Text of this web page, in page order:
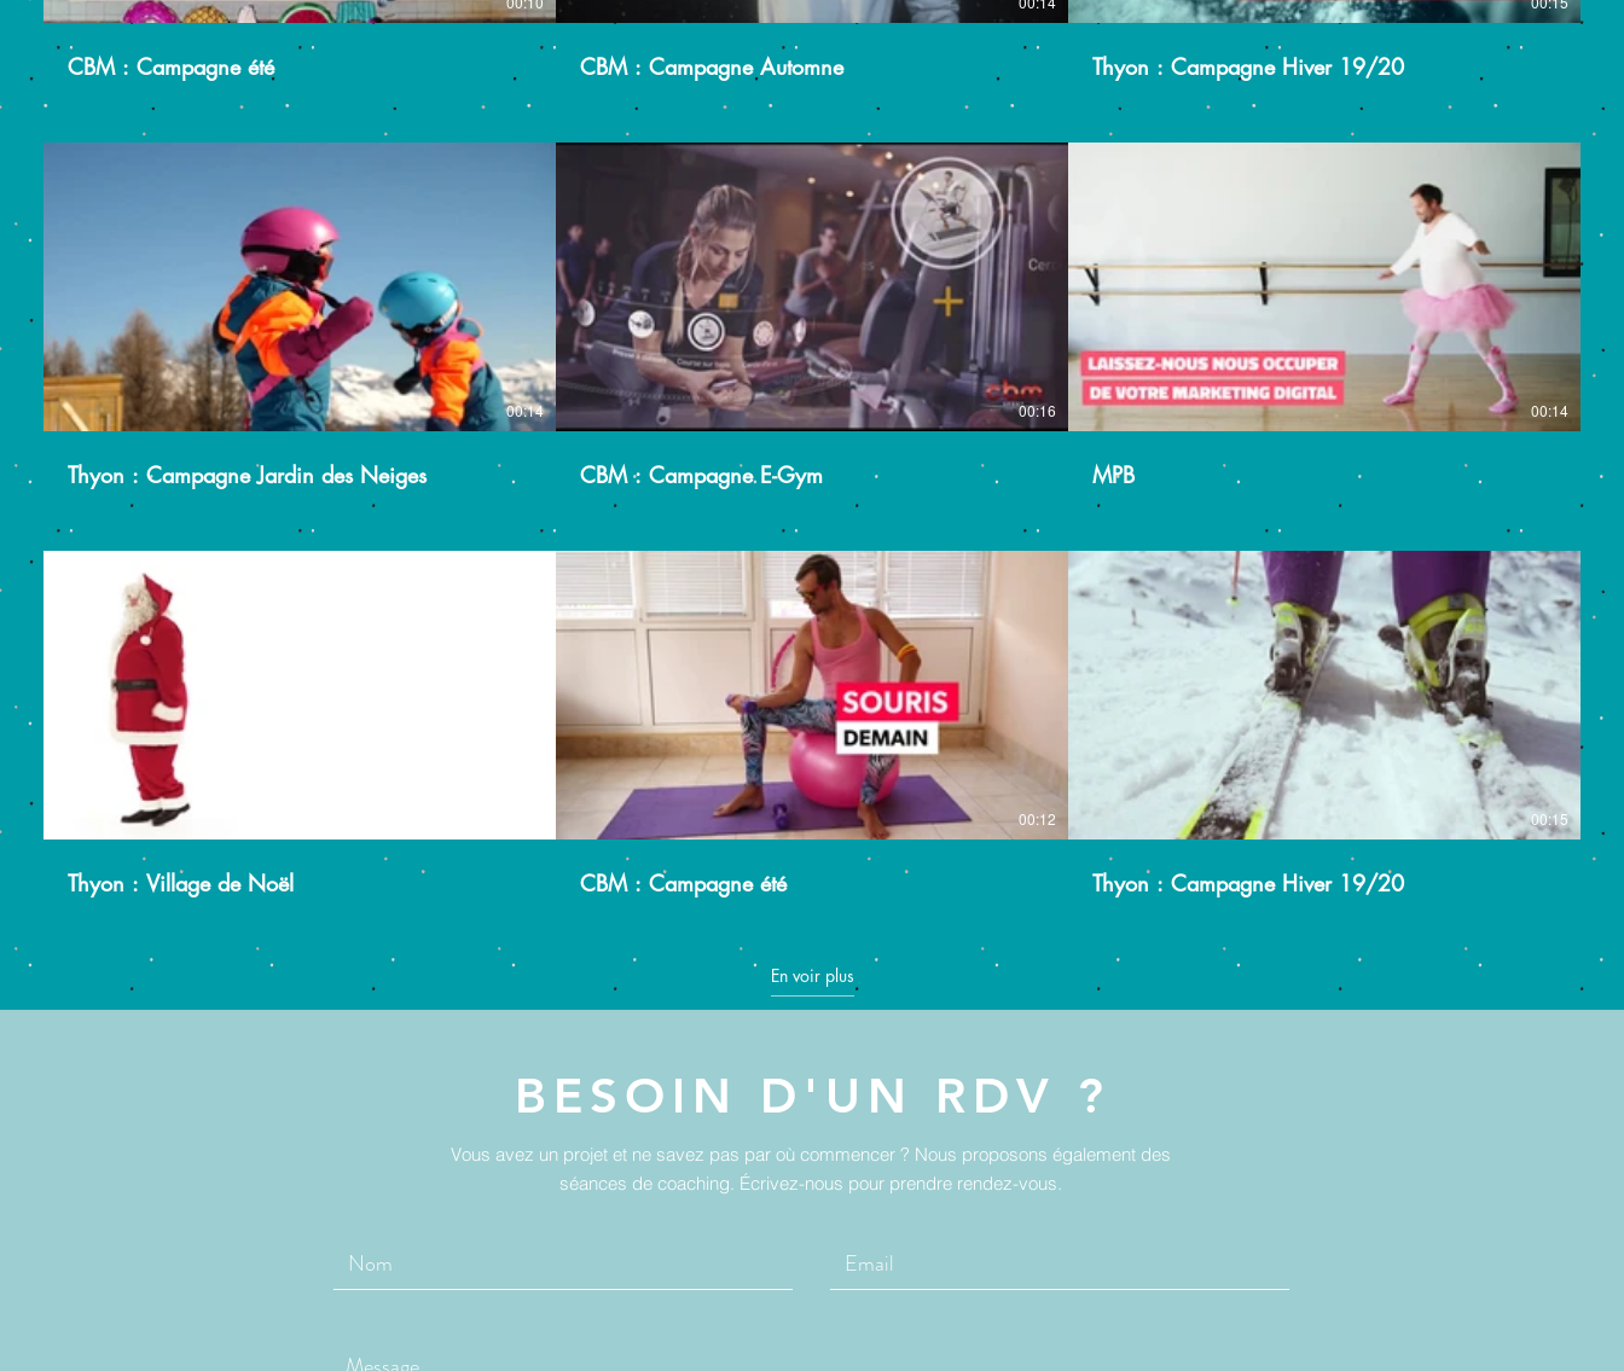
CBM : Campagne été CBM : Campagne Automne Thyon : Campagne Hiver 19/20
00:14
Thyon : Campagne Jardin des Neiges
00:16
CBM : Campagne E-Gym
00:14
MPB
Thyon : Village de Noël
00:12
CBM : Campagne été
00:15
Thyon : Campagne Hiver 19/20
En voir plus
BESOIN D'UN RDV ?
Vous avez un projet et ne savez pas par où commencer ? Nous proposons également des
séances de coaching. Écrivez-nous pour prendre rendez-vous.